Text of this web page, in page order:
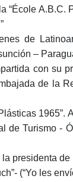
A.B.C.
de
–
con su
de la
Turismo -
presidenta de
(“Yo les